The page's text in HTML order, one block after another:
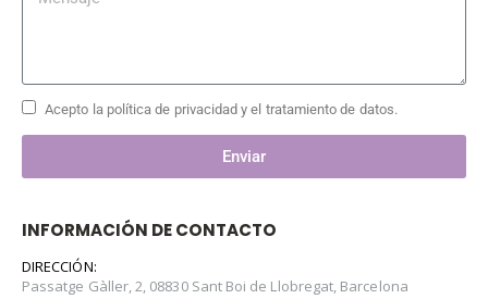
Acepto la política de privacidad y el tratamiento de datos.
Enviar
INFORMACIÓN DE CONTACTO
DIRECCIÓN:
Passatge Gàller, 2, 08830 Sant Boi de Llobregat, Barcelona